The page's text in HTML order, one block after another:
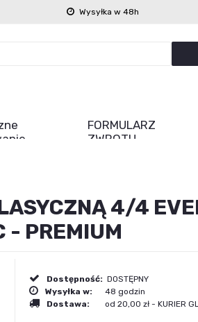
Wysyłka w 48h
FORMULARZ
ZWROTU
4/4
- PREMIUM
Dostępność: DOSTĘPNY
Wysyłka w:
48 godzin
Dostawa:
od 20,00 zł - KURIER